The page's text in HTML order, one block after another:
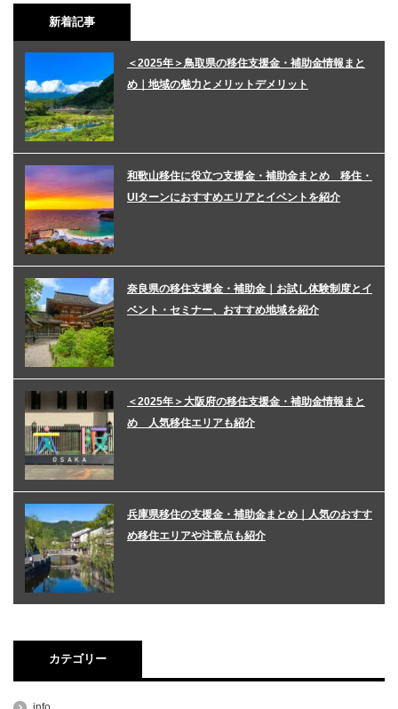
新着記事
＜2025年＞鳥取県の移住支援金・補助金情報まと
め｜地域の魅力とメリットデメリット
和歌山移住に役立つ支援金・補助金まとめ 移住・
UIターンにおすすめエリアとイベントを紹介
奈良県の移住支援金・補助金｜お試し体験制度とイ
ベント・セミナー、おすすめ地域を紹介
＜2025年＞大阪府の移住支援金・補助金情報まと
め 人気移住エリアも紹介
兵庫県移住の支援金・補助金まとめ｜人気のおすす
め移住エリアや注意点も紹介
カテゴリー